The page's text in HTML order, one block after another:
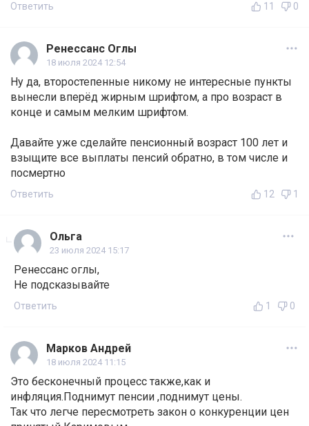
Ответить 11 0
Ренессанс Оглы
18 июля 2024 12:54
Ну да, второстепенные никому не интересные пункты
вынесли вперёд жирным шрифтом, а про возраст в
конце и самым мелким шрифтом.
Давайте уже сделайте пенсионный возраст 100 лет и
взыщите все выплаты пенсий обратно, в том числе и
посмертно
Ответить 12 1
Ольга
23 июля 2024 15:17
Ренессанс оглы,
Не подсказывайте
Ответить 1 0
Марков Андрей
18 июля 2024 11:15
Это бесконечный процесс также,как и
инфляция.Поднимут пенсии ,поднимут цены.
Так что легче пересмотреть закон о конкуренции цен